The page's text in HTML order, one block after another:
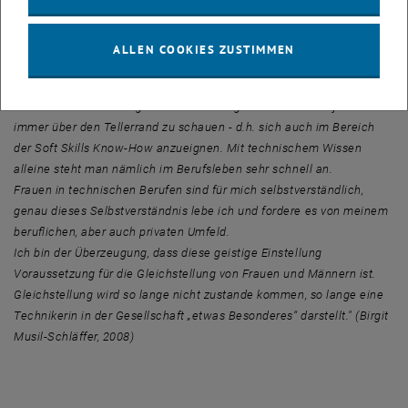
technische Studien zwar besonders mühsam, hilft aber im
immer über den Tellerrand zu schauen - d.h. sich auch im Bereich
der Soft Skills Know-How anzueignen. Mit technischem Wissen
alleine steht man nämlich im Berufsleben sehr schnell an.
Frauen in technischen Berufen sind für mich selbstverständlich,
genau dieses Selbstverständnis lebe ich und fordere es von meinem
beruflichen, aber auch privaten Umfeld.
Ich bin der Überzeugung, dass diese geistige Einstellung
Voraussetzung für die Gleichstellung von Frauen und Männern ist.
Gleichstellung wird so lange nicht zustande kommen, so lange eine
Technikerin in der Gesellschaft „etwas Besonderes“ darstellt." (Birgit
Musil-Schläffer, 2008)
ALLEN COOKIES ZUSTIMMEN